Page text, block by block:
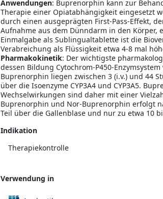
Anwendungen: Buprenorphin kann zur
Therapie einer Opiatabhängigkeit eingesetzt
durch einen ausgeprägten First-Pass-Effekt,
Aufnahme aus dem Dünndarm in den Körper,
Einmalgabe als Sublingualtablette ist die
Verabreichung als Flüssigkeit etwa 4-8 mal
Pharmakokinetik: Der wichtigste
dessen Bildung Cytochrom-P450-
Buprenorphin liegen zwischen 3 (i.v.) und 44
über die Isoenzyme CYP3A4 und CYP3A5.
Wechselwirkungen sind daher mit einer
Buprenorphin und Nor-Buprenorphin erfolgt
Teil über die Gallenblase und nur zu etwa 10
Indikation
Therapiekontrolle
Verwendung in